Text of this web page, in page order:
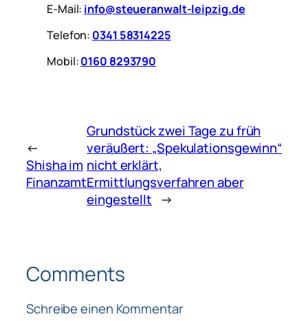
E-Mail: info@steueranwalt-leipzig.de
Telefon: 0341 58314225
Mobil:0160 8293790
←
Shisha im
Finanzamt
Grundstück zwei Tage zu früh
veräußert: „Spekulationsgewinn“
nicht erklärt,
Ermittlungsverfahren aber
eingestellt →
Comments
Schreibe einen Kommentar